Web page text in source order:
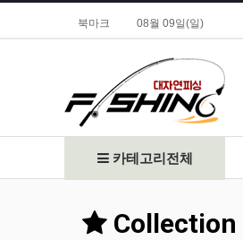
북마크 08월 09일(일)
카테고리전체
Collection